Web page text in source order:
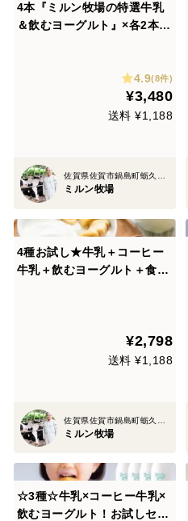
4本『ミルン牧場の特選牛乳
＆飲むヨーグルト』×各2本牛
4.9(8件)
¥3,480
送料 ¥1,188
佐賀県佐賀市鍋島町蛎久８８３
ミルン牧場
4種お試し★牛乳＋コーヒー
牛乳＋飲むヨーグルト＋食べ
¥2,798
送料 ¥1,188
ミルン牧場
☆3種☆牛乳×コーヒー牛乳×
飲むヨーグルト！お試しセッ